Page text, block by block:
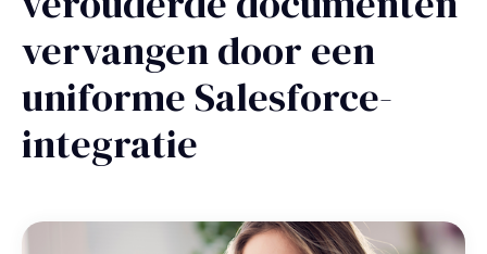
vervangen door een
uniforme Salesforce-
integratie